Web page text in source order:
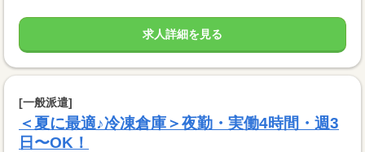
求人詳細を見る
[一般派遣]
＜夏に最適♪冷凍倉庫＞夜勤・実働4時間・週3
日〜OK！